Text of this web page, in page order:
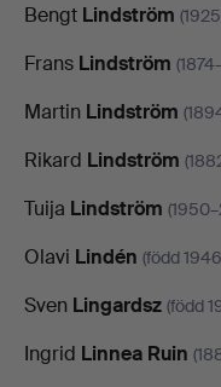
Bengt Lindström
Frans Lindström
Martin Lindström
Rikard Lindström
Tuija Lindström
Olavi Lindén (född
Sven Lingardsz (född
Ingrid Linnea Ruin